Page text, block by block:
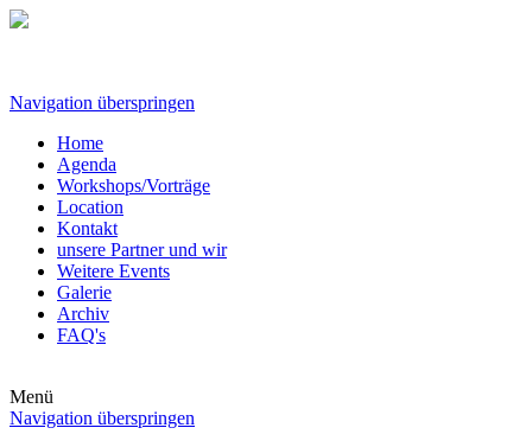
Navigation überspringen
Home
Agenda
Workshops/Vorträge
Location
Kontakt
unsere Partner und wir
Weitere Events
Galerie
Archiv
FAQ's
Menü
Navigation überspringen